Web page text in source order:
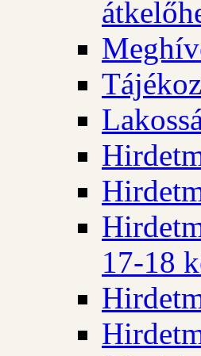
17-18